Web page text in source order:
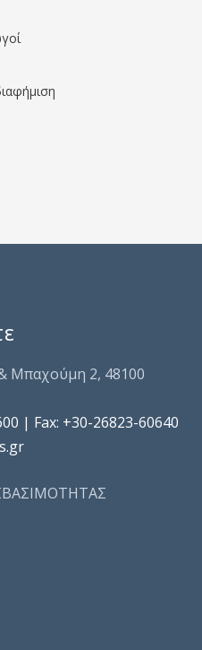
Μπαχούμη 2, 48100
| Fax: +30-26823-60640